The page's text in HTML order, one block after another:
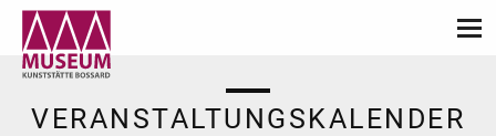
VERANSTALTUNGSKALENDER